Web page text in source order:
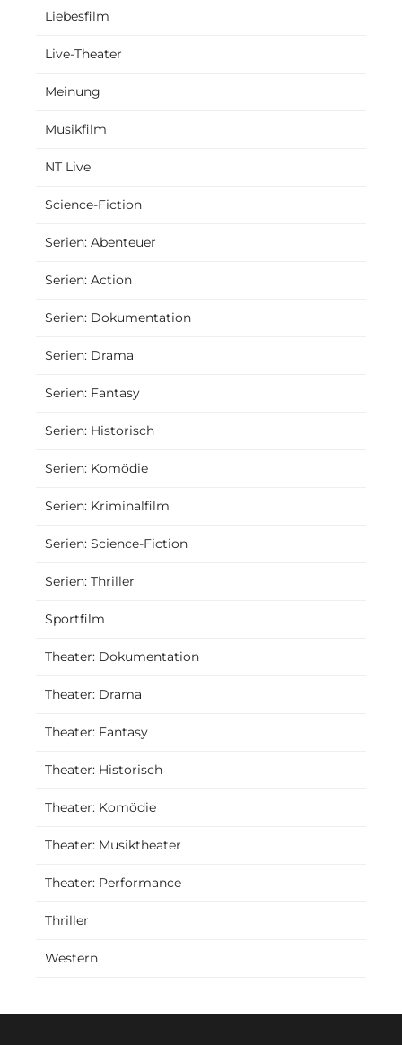
Liebesfilm
Live-Theater
Meinung
Musikfilm
NT Live
Science-Fiction
Serien: Abenteuer
Serien: Action
Serien: Dokumentation
Serien: Drama
Serien: Fantasy
Serien: Historisch
Serien: Komödie
Serien: Kriminalfilm
Serien: Science-Fiction
Serien: Thriller
Sportfilm
Theater: Dokumentation
Theater: Drama
Theater: Fantasy
Theater: Historisch
Theater: Komödie
Theater: Musiktheater
Theater: Performance
Thriller
Western